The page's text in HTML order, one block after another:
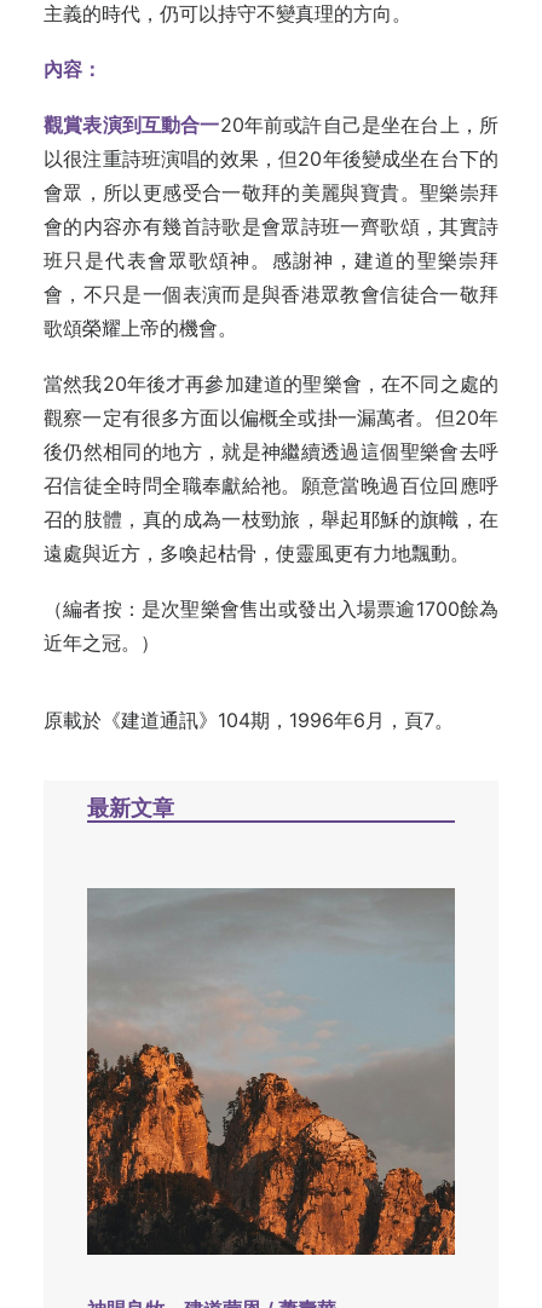
主義的時代，仍可以持守不變真理的方向。
內容：
觀賞表演到互動合一20年前或許自己是坐在台上，所
以很注重詩班演唱的效果，但20年後變成坐在台下的
會眾，所以更感受合一敬拜的美麗與寶貴。聖樂崇拜
會的内容亦有幾首詩歌是會眾詩班一齊歌頌，其實詩
班只是代表會眾歌頌神。感謝神，建道的聖樂崇拜
會，不只是一個表演而是與香港眾教會信徒合一敬拜
歌頌榮耀上帝的機會。
當然我20年後才再參加建道的聖樂會，在不同之處的
觀察一定有很多方面以偏概全或掛一漏萬者。但20年
後仍然相同的地方，就是神繼續透過這個聖樂會去呼
召信徒全時問全職奉獻給祂。願意當晚過百位回應呼
召的肢體，真的成為一枝勁旅，舉起耶穌的旗幟，在
遠處與近方，多喚起枯骨，使靈風更有力地飄動。
（編者按：是次聖樂會售出或發出入場票逾1700餘為
近年之冠。）
原載於《建道通訊》104期，1996年6月，頁7。
最新文章